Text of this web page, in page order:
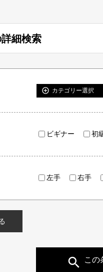
細検索
add_circle_outline カテゴリー選択
ビギナー 初
左手 右手
この